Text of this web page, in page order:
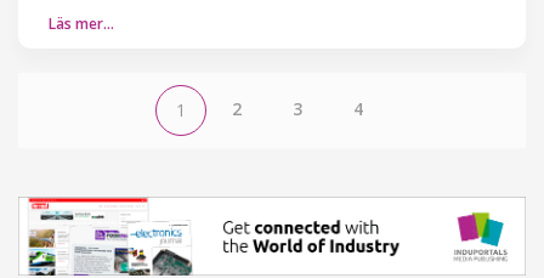
Läs mer…
1 2 3 4